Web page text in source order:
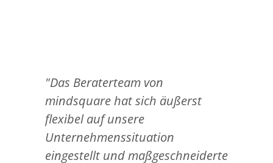
"Das Beraterteam von
mindsquare hat sich äußerst
flexibel auf unsere
Unternehmenssituation
eingestellt und maßgeschneiderte